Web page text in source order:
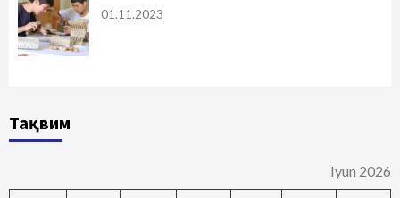
01.11.2023
Тақвим
Iyun 2026